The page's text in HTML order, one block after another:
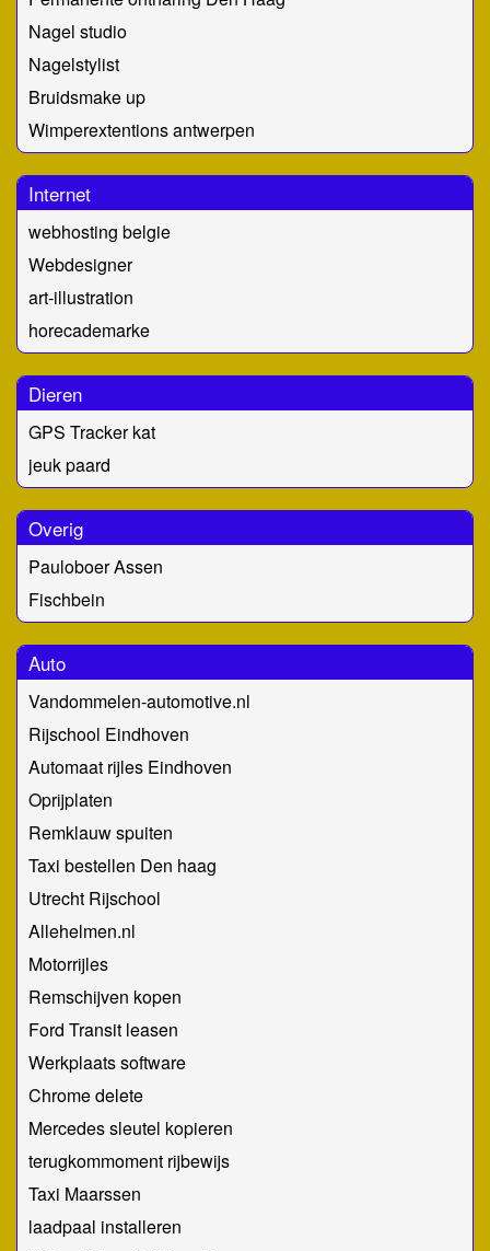
Nagel studio
Nagelstylist
Bruidsmake up
Wimperextentions antwerpen
Internet
webhosting belgie
Webdesigner
art-illustration
horecademarke
Dieren
GPS Tracker kat
jeuk paard
Overig
Pauloboer Assen
Fischbein
Auto
Vandommelen-automotive.nl
Rijschool Eindhoven
Automaat rijles Eindhoven
Oprijplaten
Remklauw spuiten
Taxi bestellen Den haag
Utrecht Rijschool
Allehelmen.nl
Motorrijles
Remschijven kopen
Ford Transit leasen
Werkplaats software
Chrome delete
Mercedes sleutel kopieren
terugkommoment rijbewijs
Taxi Maarssen
laadpaal installeren